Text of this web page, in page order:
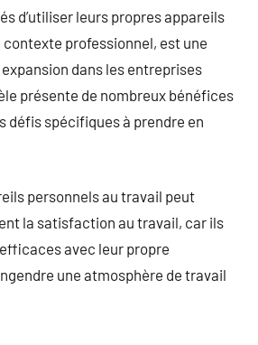
d’utiliser leurs propres appareils
contexte professionnel, est une
dans les entreprises
présente de nombreux bénéfices
défis spécifiques à prendre en
personnels au travail peut
la satisfaction au travail, car ils
efficaces avec leur propre
une atmosphère de travail